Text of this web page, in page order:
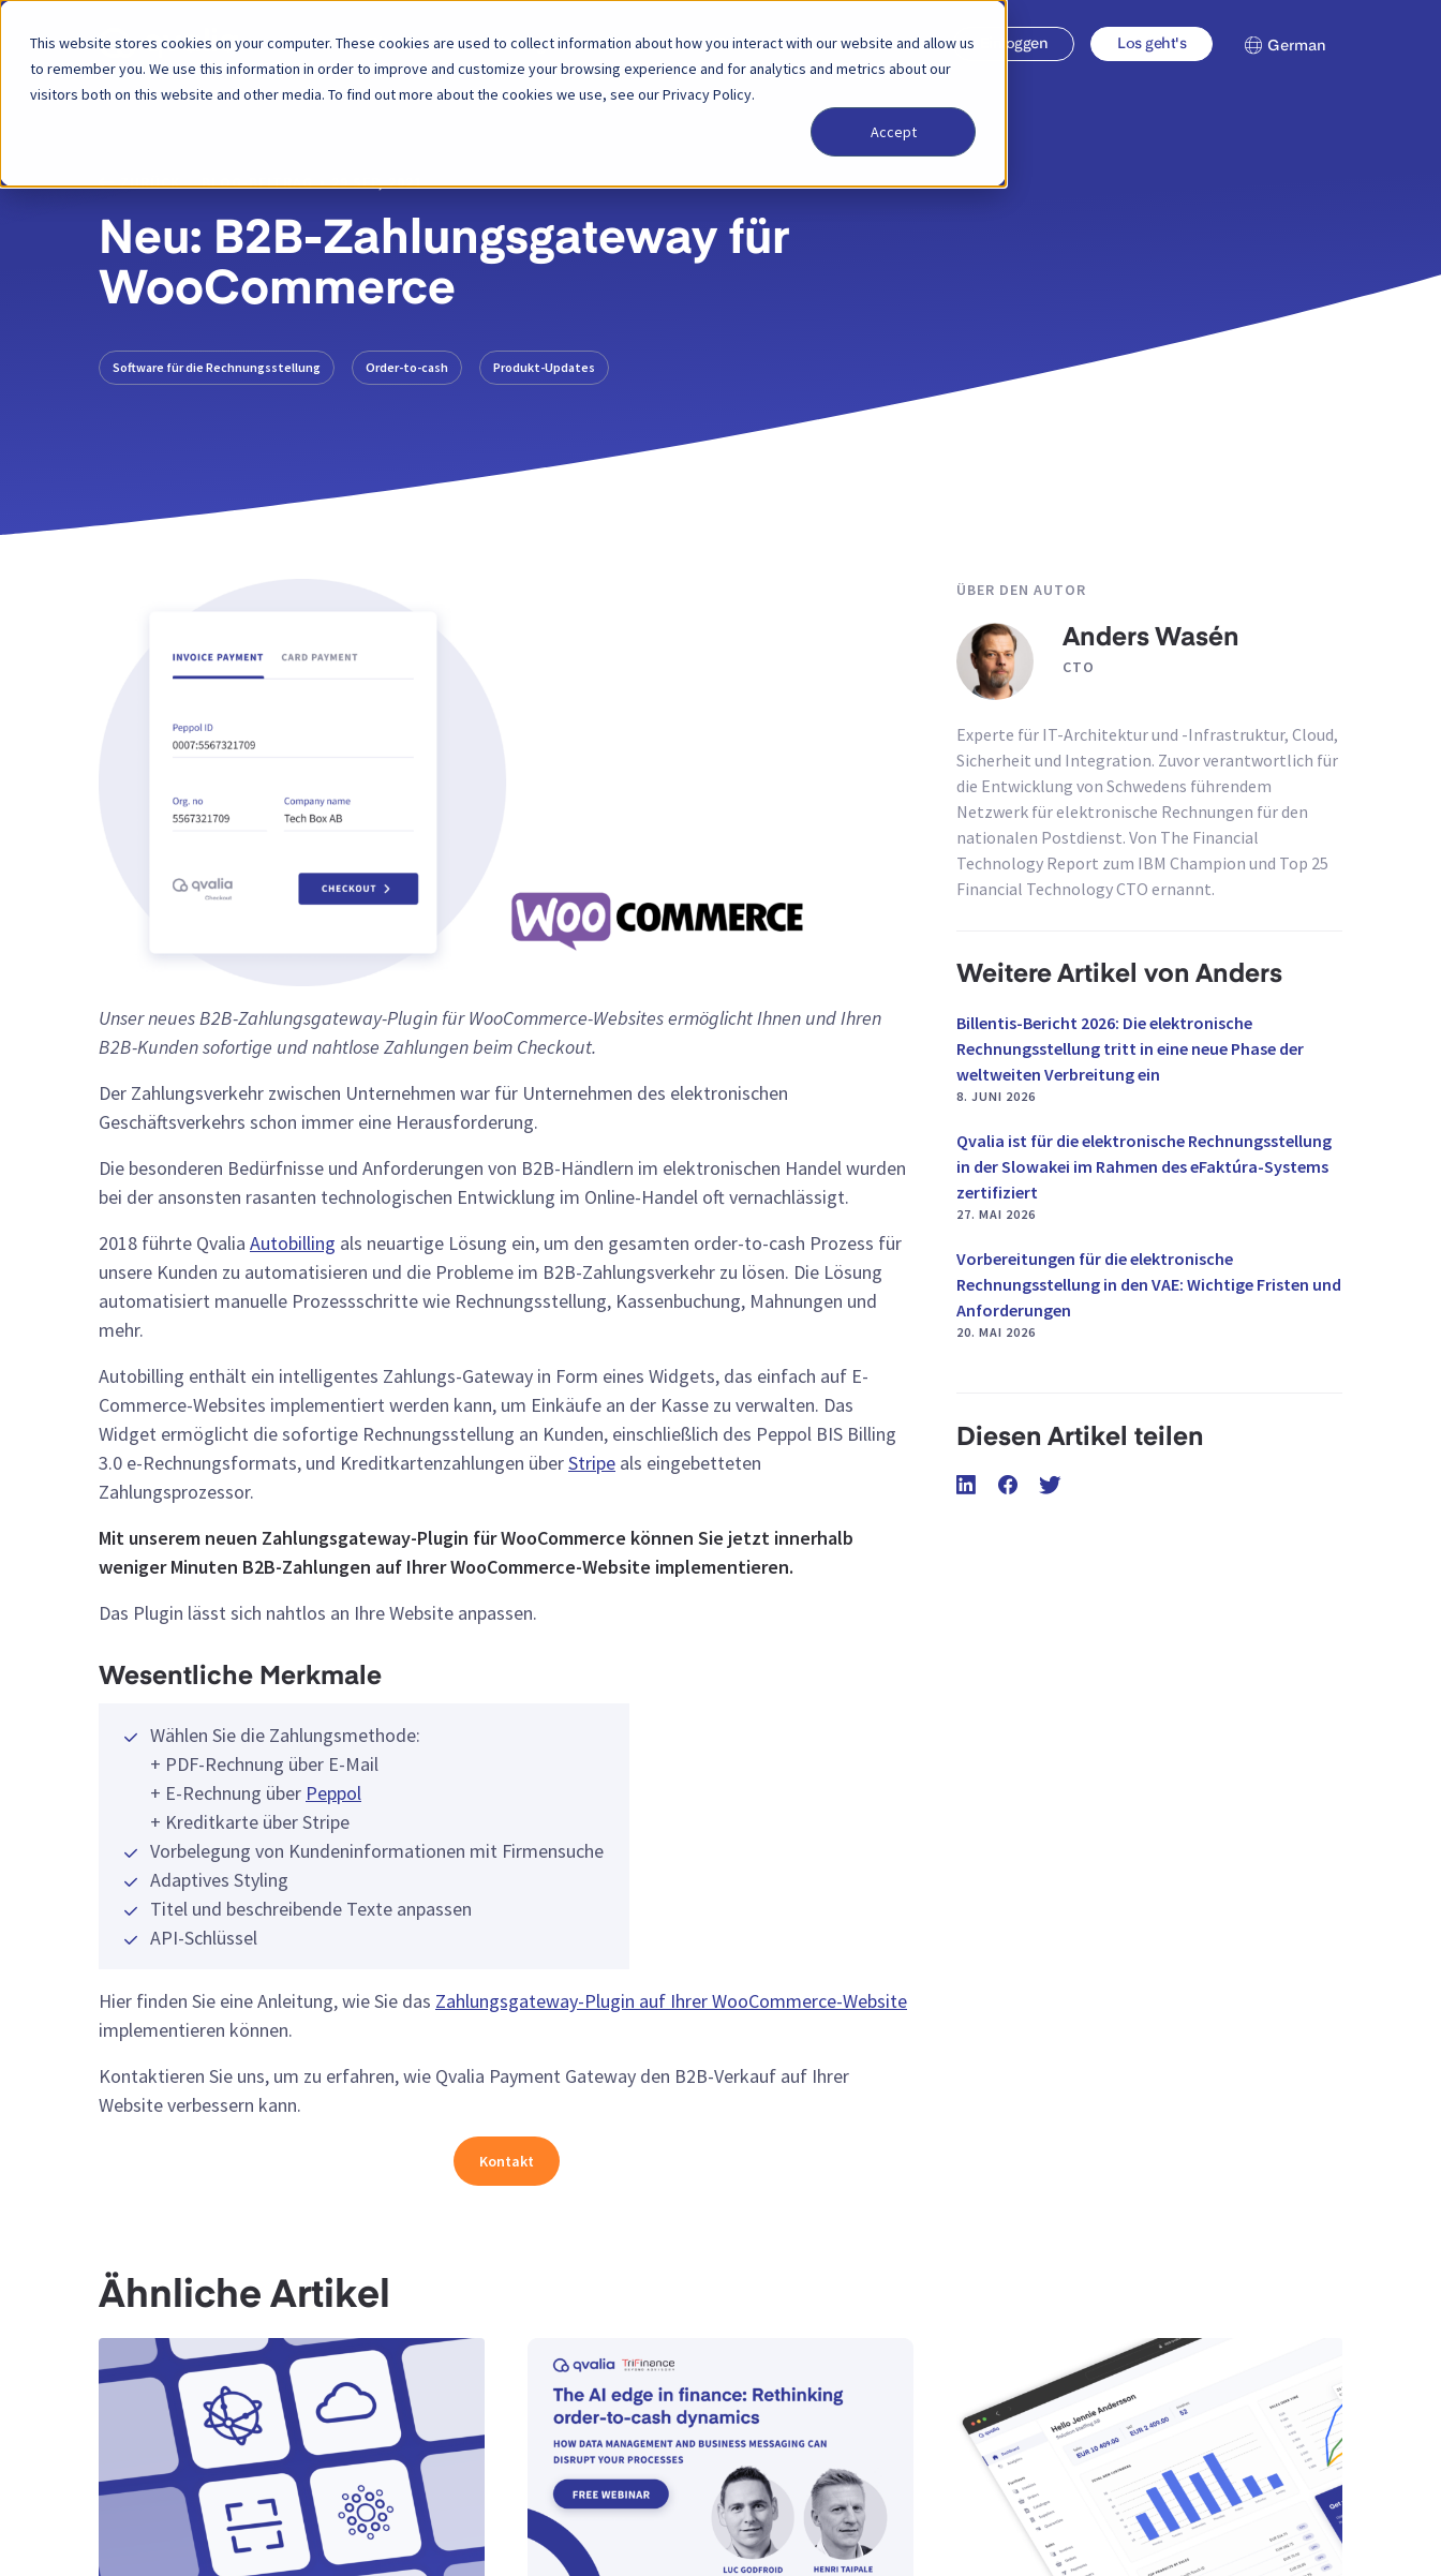
This website stores cookies on your computer. These cookies are used to collect information about how you interact with our website and allow us
to remember you. We use this information in order to improve and customize your browsing experience and for analytics and metrics about our
visitors both on this website and other media. To find out more about the cookies we use, see our Privacy Policy.
Accept
Plattform Lösungen Partner Preise Unternehmen Einloggen Los geht's German
ZURÜCK BLOG-BEITRAG 29 SEP, 2021
Neu: B2B-Zahlungsgateway für
WooCommerce
Software für die Rechnungsstellung Order-to-cash Produkt-Updates
Unser neues B2B-Zahlungsgateway-Plugin für WooCommerce-Websites ermöglicht Ihnen und Ihren
B2B-Kunden sofortige und nahtlose Zahlungen beim Checkout.
Der Zahlungsverkehr zwischen Unternehmen war für Unternehmen des elektronischen
Geschäftsverkehrs schon immer eine Herausforderung.
Die besonderen Bedürfnisse und Anforderungen von B2B-Händlern im elektronischen Handel wurden
bei der ansonsten rasanten technologischen Entwicklung im Online-Handel oft vernachlässigt.
2018 führte Qvalia Autobilling als neuartige Lösung ein, um den gesamten order-to-cash Prozess für
unsere Kunden zu automatisieren und die Probleme im B2B-Zahlungsverkehr zu lösen. Die Lösung
automatisiert manuelle Prozessschritte wie Rechnungsstellung, Kassenbuchung, Mahnungen und
mehr.
Autobilling enthält ein intelligentes Zahlungs-Gateway in Form eines Widgets, das einfach auf E-
Commerce-Websites implementiert werden kann, um Einkäufe an der Kasse zu verwalten. Das
Widget ermöglicht die sofortige Rechnungsstellung an Kunden, einschließlich des Peppol BIS Billing
3.0 e-Rechnungsformats, und Kreditkartenzahlungen überStripe als eingebetteten
Zahlungsprozessor.
Mit unserem neuen Zahlungsgateway-Plugin für WooCommerce können Sie jetzt innerhalb
weniger Minuten B2B-Zahlungen auf Ihrer WooCommerce-Website implementieren.
Das Plugin lässt sich nahtlos an Ihre Website anpassen.
Wesentliche Merkmale
Wählen Sie die Zahlungsmethode:
+ PDF-Rechnung über E-Mail
+ E-Rechnung über Peppol
+ Kreditkarte über Stripe
Vorbelegung von Kundeninformationen mit Firmensuche
Adaptives Styling
Titel und beschreibende Texte anpassen
API-Schlüssel
Hier finden Sie eine Anleitung, wie Sie das Zahlungsgateway-Plugin auf Ihrer WooCommerce-Website
implementieren können.
Kontaktieren Sie uns, um zu erfahren, wie Qvalia Payment Gateway den B2B-Verkauf auf Ihrer
Website verbessern kann.
Kontakt
ÜBER DEN AUTOR
Anders Wasén
CTO
Experte für IT-Architektur und -Infrastruktur, Cloud,
Sicherheit und Integration. Zuvor verantwortlich für
die Entwicklung von Schwedens führendem
Netzwerk für elektronische Rechnungen für den
nationalen Postdienst. Von The Financial
Technology Report zum IBM Champion und Top 25
Financial Technology CTO ernannt.
Weitere Artikel von Anders
Billentis-Bericht 2026: Die elektronische
Rechnungsstellung tritt in eine neue Phase der
weltweiten Verbreitung ein
8. JUNI 2026
Qvalia ist für die elektronische Rechnungsstellung
in der Slowakei im Rahmen des eFaktúra-Systems
zertifiziert
27. MAI 2026
Vorbereitungen für die elektronische
Rechnungsstellung in den VAE: Wichtige Fristen und
Anforderungen
20. MAI 2026
Diesen Artikel teilen
Ähnliche Artikel